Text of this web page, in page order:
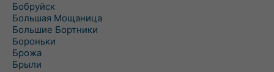
Бобруйск
Большая Мощаница
Большие Бортники
Бороньки
Брожа
Брыли